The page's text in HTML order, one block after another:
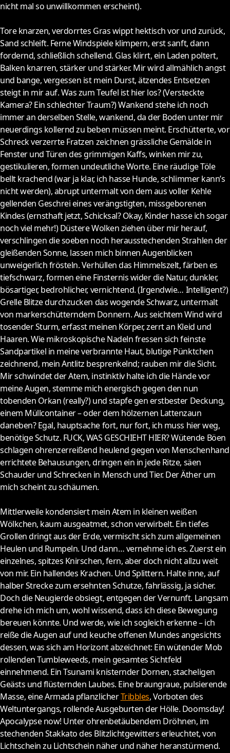
nicht mal so unwillkommen erscheint).
Tore knarzen, verdorrtes Gras wippt hektisch vor und zurück,
Sand schleift. Ferne Windspiele klimpern, erst sanft, dann
fordernd, schließlich schellend. Glas klirrt, ein Laden poltert,
Balken knarren, stärker und stärker. Mir wird allmählich angst
und bange, vergessen ist mein Durst, ätzendes Entsetzen
steigt in mir auf. Was zum Teufel ist hier los? (Versteckte
Kamera? Ein schlechter Traum?) Wankend stehe ich noch
immer an derselben Stelle, wankend, da der Boden unter mir
neuerdings kollernd zu beben müssen meint. Erschütterte, vor
Schreck verzerrte Fratzen zeichnen grässliche Gemälde in
Fenster und Türen des grimmigen Kaffs, winken mir zu,
gestikulieren, formen undeutliche Worte. Eine räudige Töle
bellt krachend (war ja klar, ich hasse Hunde, schlimmer kann’s
nicht werden), abrupt untermalt von dem aus voller Kehle
gellenden Geschrei eines verängstigten, missgeborenen
Kindes (ernsthaft jetzt, Schicksal? Okay, Kinder hasse ich sogar
noch viel mehr!) Düstere Wolken ziehen über mir herauf,
verschlingen die soeben noch herausstechenden Strahlen der
gleißenden Sonne, lassen mich binnen Augenblicken
unweigerlich frösteln. Verhüllen das Himmelszelt, färben es
tiefschwarz, formen eine Finsternis wider die Natur, dunkler,
bösartiger, bedrohlicher, vernichtend. (Irgendwie… Intelligent?)
Grelle Blitze durchzucken das wogende Schwarz, untermalt
von markerschütterndem Donnern. Aus seichtem Wind wird
tosender Sturm, erfasst meinen Körper, zerrt an Kleid und
Haaren. Wie mikroskopische Nadeln fressen sich feinste
Sandpartikel in meine verbrannte Haut, blutige Pünktchen
zeichnend, mein Antlitz besprenkelnd; rauben mir die Sicht.
Mir schwindet der Atem, instinktiv halte ich die Hände vor
meine Augen, stemme mich energisch gegen den nun
tobenden Orkan (really?) und stapfe gen erstbester Deckung,
einem Müllcontainer – oder dem hölzernen Lattenzaun
daneben? Egal, hauptsache fort, nur fort, ich muss hier weg,
benötige Schutz. FUCK, WAS GESCHIEHT HIER? Wütende Böen
schlagen ohrenzerreißend heulend gegen von Menschenhand
errichtete Behausungen, dringen ein in jede Ritze, säen
Schauder und Schrecken in Mensch und Tier. Der Äther um
mich scheint zu schäumen.
Mittlerweile kondensiert mein Atem in kleinen weißen
Wölkchen, kaum ausgeatmet, schon verwirbelt. Ein tiefes
Grollen dringt aus der Erde, vermischt sich zum allgemeinen
Heulen und Rumpeln. Und dann… vernehme ich es. Zuerst ein
einzelnes, spitzes Knirschen, fern, aber doch nicht allzu weit
von mir. Ein hallendes Krachen. Und Splittern. Halte inne, auf
halber Strecke zum ersehnten Schutze, fahrlässig, ja sicher.
Doch die Neugierde obsiegt, entgegen der Vernunft. Langsam
drehe ich mich um, wohl wissend, dass ich diese Bewegung
bereuen könnte. Und werde, wie ich sogleich erkenne – ich
reiße die Augen auf und keuche offenen Mundes angesichts
dessen, was sich am Horizont abzeichnet: Ein wütender Mob
rollenden Tumbleweeds, mein gesamtes Sichtfeld
einnehmend. Ein Tsunami knisternder Dornen, stacheligen
Geästs und flüsternden Laubes. Eine braungraue, pulsierende
Masse, eine Armada pflanzlicherTribbles, Vorboten des
Weltuntergangs, rollende Ausgeburten der Hölle. Doomsday!
Apocalypse now! Unter ohrenbetäubendem Dröhnen, im
stechenden Stakkato des Blitzlichtgewitters erleuchtet, von
Lichtschein zu Lichtschein näher und näher heranstürmend.